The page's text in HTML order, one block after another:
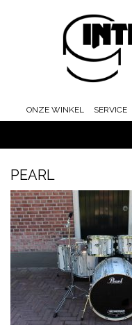
ONZE WINKEL SERVICE
HOME
DRUMS
ORCHESTRA EN MARCHING
PEARL